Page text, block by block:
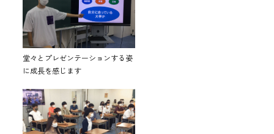
堂々とプレゼンテーションする姿
に成長を感じます